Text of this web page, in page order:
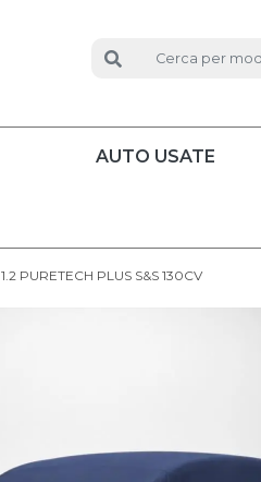
AUTO USATE
1.2 PURETECH PLUS S&S 130CV